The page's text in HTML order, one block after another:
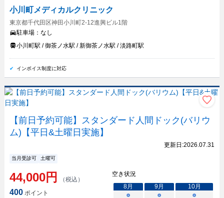
小川町メディカルクリニック
東京都千代田区神田小川町2-12進興ビル1階
駐車場： なし
小川町駅 / 御茶ノ水駅 / 新御茶ノ水駅 / 淡路町駅
インボイス制度に対応
【前日予約可能】スタンダード人間ドック(バリウ
ム)【平日&土曜日実施】
更新日:2026.07.31
当月受診可 土曜可
44,000円 （税込）
400ポイント
空き状況
8月 9月 10月
○
○ ○